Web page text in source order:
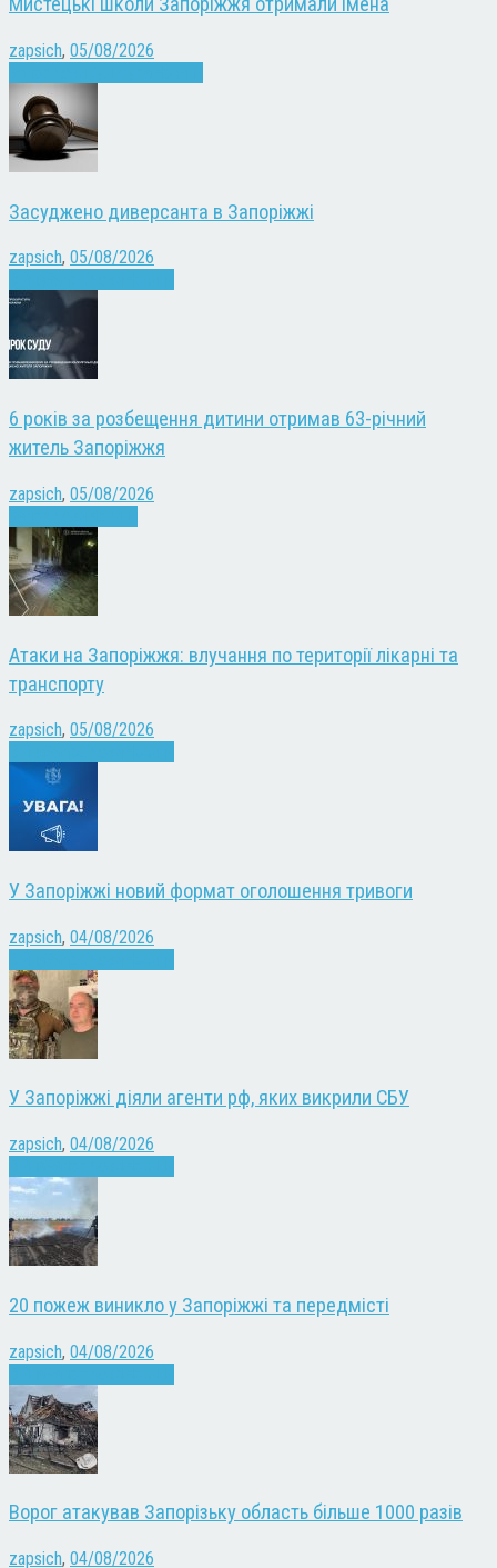
zapsich, 05/08/2026
Засуджено диверсанта в Запоріжжі
zapsich, 05/08/2026
6 років за розбещення дитини отримав 63-річний
житель Запоріжжя
zapsich, 05/08/2026
Атаки на Запоріжжя: влучання по території лікарні та
транспорту
zapsich, 05/08/2026
У Запоріжжі новий формат оголошення тривоги
zapsich, 04/08/2026
У Запоріжжі діяли агенти рф, яких викрили СБУ
zapsich, 04/08/2026
20 пожеж виникло у Запоріжжі та передмісті
zapsich, 04/08/2026
Ворог атакував Запорізьку область більше 1000 разів
zapsich, 04/08/2026